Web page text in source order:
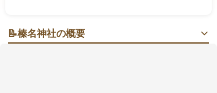
📝榛名神社の概要